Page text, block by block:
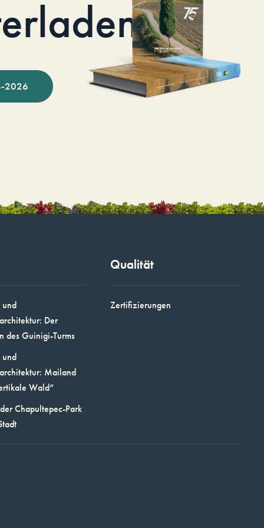
2026
Der
des Guinigi-Turms
Mailand
Wald“
Chapultepec-Park
Qualität
Zertifizierungen